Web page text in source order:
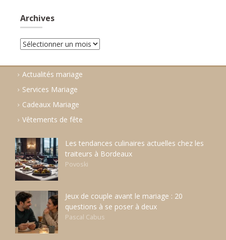
Archives
Archives
Actualités mariage
Services Mariage
Cadeaux Mariage
Vêtements de fête
Les tendances culinaires actuelles chez les
traiteurs à Bordeaux
Povoski
Jeux de couple avant le mariage : 20
questions à se poser à deux
Pascal Cabus